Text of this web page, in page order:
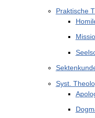
Praktische
Syst.